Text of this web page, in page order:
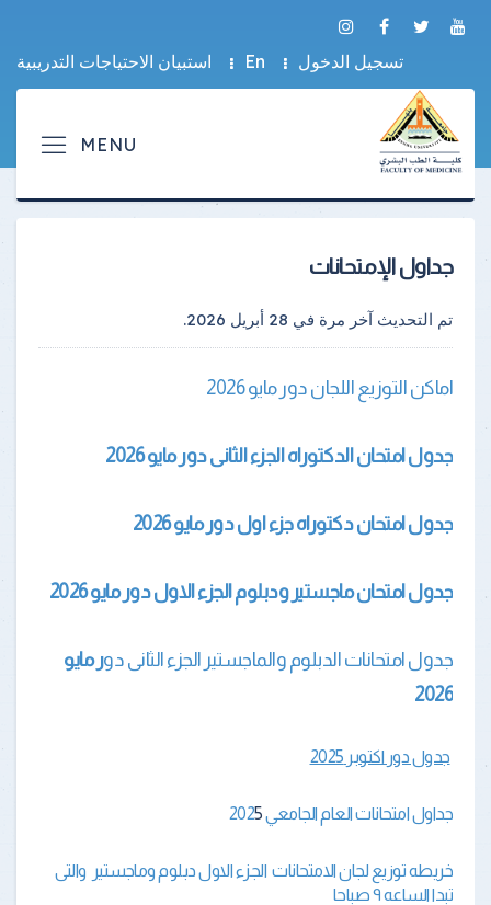
تسجيل الدخول En استبيان الاحتياجات التدريبية
جداول الإمتحانات
تم التحديث آخر مرة في 28 أبريل 2026 .
اماكن التوزيع اللجان دور مايو 2026
جدول امتحان الدكتوراه الجزء الثانى دور مايو 2026
جدول امتحان دكتوراه جزء اول دور مايو 2026
جدول امتحان ماجستير ودبلوم الجزء الاول دور مايو 2026
جدول امتحانات الدبلوم والماجستير الجزء الثانى دور مايو
2026
جدول دور اكتوبر 2025
جداول امتحانات العام الجامعي 2025
خريطه توزيع لجان الامتحانات الجزء الاول دبلوم وماجستير والتى
تبدا الساعه ٩ صباحا